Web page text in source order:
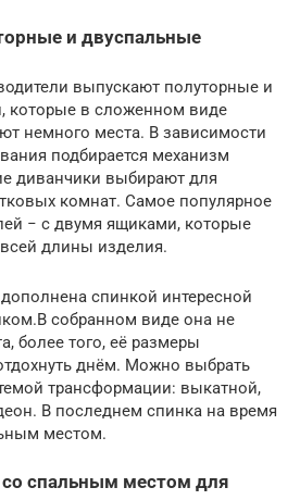
и двуспальные
выпускают полуторные и
которые в сложенном виде
немного места. В зависимости
подбирается механизм
диванчики выбирают для
комнат. Самое популярное
− с двумя ящиками, которые
длины изделия.
спинкой интересной
собранном виде она не
более того, её размеры
днём. Можно выбрать
трансформации: выкатной,
В последнем спинка на время
местом.
спальным местом для